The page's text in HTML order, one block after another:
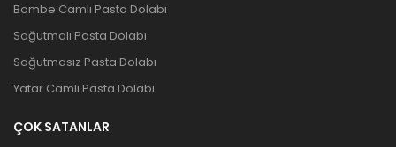
Bombe Camlı Pasta Dolabı
Soğutmalı Pasta Dolabı
Soğutmasız Pasta Dolabı
Yatar Camlı Pasta Dolabı
ÇOK SATANLAR